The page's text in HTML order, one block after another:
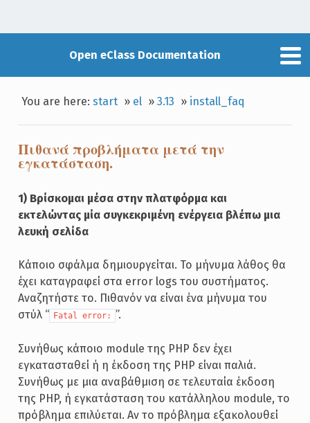
Open eClass Documentation
You are here:start » el »3.13 » install_faq
Πιθανά προβλήματα μετά την
εγκατάσταση.
1) Βρίσκομαι μέσα στην πλατφόρμα και
εκτελώντας μία συγκεκριμένη ενέργεια βλέπω μια
λευκή σελίδα
Κάποιο σφάλμα δημιουργείται. Το μήνυμα λάθος θα
έχει καταγραφεί στα error logs του συστήματος.
Αναζητήστε το. Πιθανόν να είναι ένα μήνυμα του
στύλ “ Fatal error: ”.
Συνήθως κάποιο module της PHP δεν έχει
εγκατασταθεί ή η έκδοση της PHP είναι παλιά.
Συνήθως με μια αναβάθμιση σε τελευταία έκδοση
της PHP, ή εγκατάσταση του κατάλληλου module, το
πρόβλημα επιλύεται. Αν το πρόβλημα εξακολουθεί